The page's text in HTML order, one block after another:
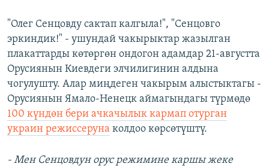
"Олег Сенцовду сактап калгыла!", "Сенцовго
эркиндик!" - ушундай чакырыктар жазылган
плакаттарды көтөргөн ондогон адамдар 21-августта
Орусиянын Киевдеги элчилигинин алдына
чогулушту. Алар миңдеген чакырым алыстыктагы -
Орусиянын Ямало-Ненецк аймагындагы түрмөдө
100 күндөн бери ачкачылык кармап отурган
украин режиссеруна колдоо көрсөтүштү.
- Мен Сенцовдун орус режимине каршы жеке